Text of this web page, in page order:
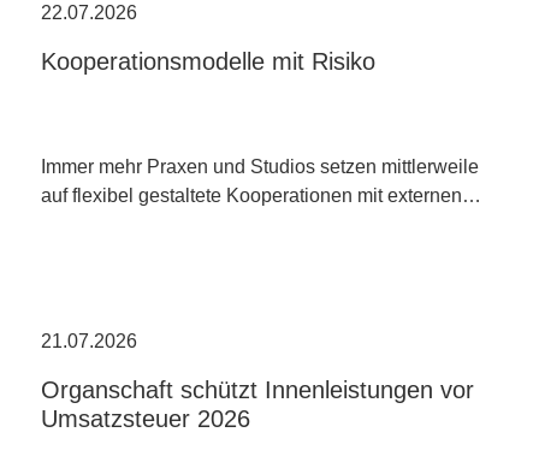
22.07.2026
Kooperationsmodelle mit Risiko
Immer mehr Praxen und Studios setzen mittlerweile
auf flexibel gestaltete Kooperationen mit externen…
21.07.2026
Organschaft schützt Innenleistungen vor
Umsatzsteuer 2026